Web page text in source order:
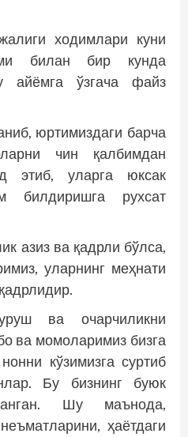
ходимлари куни
билан бир кунда
айёмга ўзгача файз
юртимиздаги барча
чин қалбимдан
этиб, уларга юксак
билдиришга рухсат
азиз ва қадрли бўлса,
уларнинг меҳнати
ва очарчиликни
ва момоларимиз бизга
кўзимизга суртиб
Бу бизнинг буюк
Шу маънода,
ҳаётдаги